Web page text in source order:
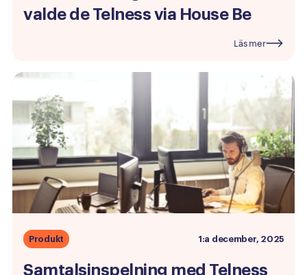
valde de Telness via House Be
Läs mer
Produkt 1:a december, 2025
Samtalsinspelning med Telness